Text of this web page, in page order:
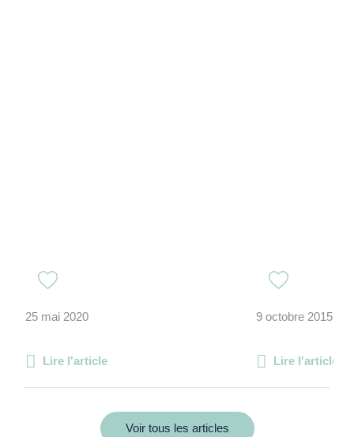
25 mai 2020
Lire l'article
9 octobre 2015
Lire l'article
Voir tous les articles